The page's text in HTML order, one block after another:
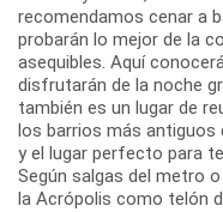
recomendamos cenar a
probarán lo mejor de la
asequibles. Aquí
disfrutarán de la noche
también es un lugar de
los barrios más antiguos
y el lugar perfecto para
Según salgas del metro
la Acrópolis como telón